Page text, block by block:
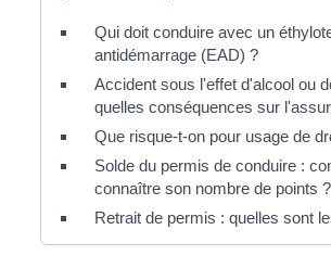
Qui doit conduire avec un
antidémarrage (EAD) ?
Accident sous l'effet d'alcool ou
quelles conséquences sur
Que risque-t-on pour usage de
Solde du permis de conduire :
connaître son nombre de points ?
Retrait de permis : quelles sont